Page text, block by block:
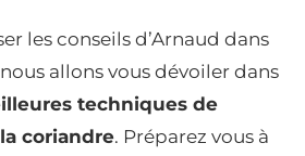
les conseils d’Arnaud dans
allons vous dévoiler dans
techniques de
coriandre. Préparez vous à